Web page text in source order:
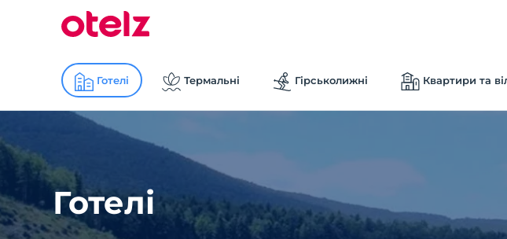
Готелі Термальні Гірськолижні Квартири та
Готелі